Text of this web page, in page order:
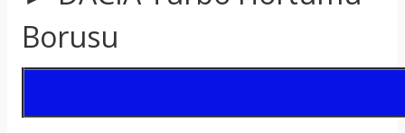
Borusu